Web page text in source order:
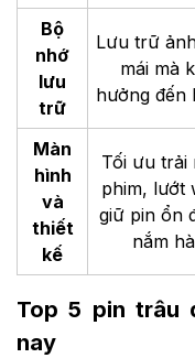
Bộ
nhớ
lưu
trữ
Lưu trữ
mái mà
hưởng đến
Màn
hình
và
thiết
kế
Tối ưu trải
phim, lướt
giữ pin ổn
nắm
Top 5 pin trâu
nay